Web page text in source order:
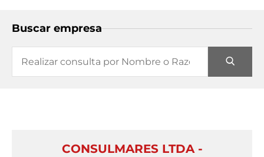
Buscar empresa
CONSULMARES LTDA -